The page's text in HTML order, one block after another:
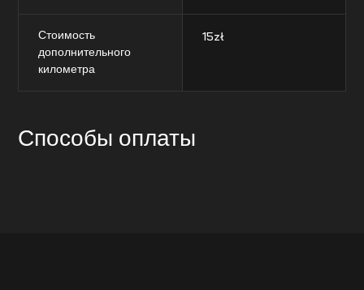
Стоимость
дополнительного
километра
15zł
Способы оплаты